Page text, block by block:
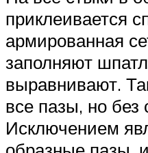
приклеивается
армированная
заполняют
выравнивают.
все пазы, но без
Исключением